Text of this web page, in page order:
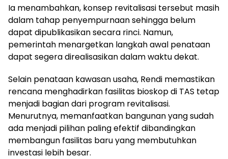
Ia menambahkan, konsep revitalisasi tersebut masih
dalam tahap penyempurnaan sehingga belum
dapat dipublikasikan secara rinci. Namun,
pemerintah menargetkan langkah awal penataan
dapat segera direalisasikan dalam waktu dekat.
Selain penataan kawasan usaha, Rendi memastikan
rencana menghadirkan fasilitas bioskop di TAS tetap
menjadi bagian dari program revitalisasi.
Menurutnya, memanfaatkan bangunan yang sudah
ada menjadi pilihan paling efektif dibandingkan
membangun fasilitas baru yang membutuhkan
investasi lebih besar.